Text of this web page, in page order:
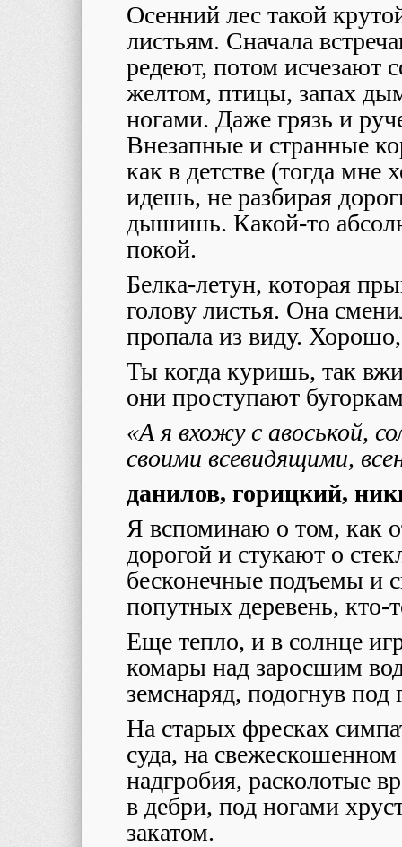
Осенний лес такой
листьям. Сначала
редеют, потом исчезают
желтом, птицы, запах
ногами. Даже грязь и
Внезапные и странные
как в детстве (тогда мне
идешь, не разбирая
дышишь. Какой-то
покой.
Белка-летун, которая
голову листья. Она
пропала из виду.
Ты когда куришь, так
они проступают
«А я вхожу с авоськой,
своими всевидящими,
данилов, горицкий,
Я вспоминаю о том, как
дорогой и стукают о
бесконечные подъемы и
попутных деревень, кто-
Еще тепло, и в солнце
комары над заросшим
земснаряд, подогнув под
На старых фресках
суда, на
надгробия, расколотые
в дебри, под ногами
закатом.